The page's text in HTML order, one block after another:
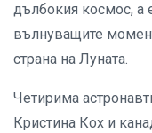
дълбокия космос, а
вълнуващите
страна на Луната.
Четирима
Кристина Кох и